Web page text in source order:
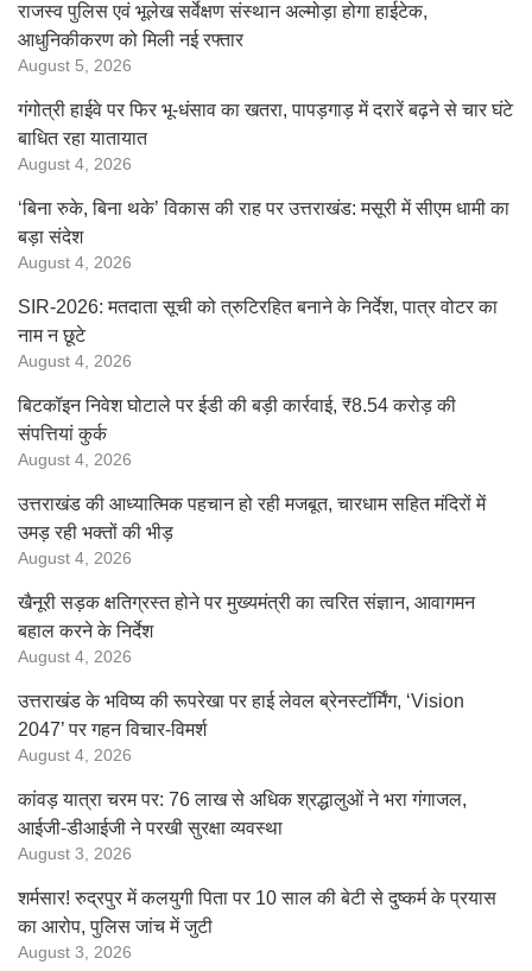
राजस्व पुलिस एवं भूलेख सर्वेक्षण संस्थान अल्मोड़ा होगा हाईटेक,
आधुनिकीकरण को मिली नई रफ्तार
August 5, 2026
गंगोत्री हाईवे पर फिर भू-धंसाव का खतरा, पापड़गाड़ में दरारें बढ़ने से चार घंटे
बाधित रहा यातायात
August 4, 2026
‘बिना रुके, बिना थके’ विकास की राह पर उत्तराखंड: मसूरी में सीएम धामी का
बड़ा संदेश
August 4, 2026
SIR-2026: मतदाता सूची को त्रुटिरहित बनाने के निर्देश, पात्र वोटर का
नाम न छूटे
August 4, 2026
बिटकॉइन निवेश घोटाले पर ईडी की बड़ी कार्रवाई, ₹8.54 करोड़ की
संपत्तियां कुर्क
August 4, 2026
उत्तराखंड की आध्यात्मिक पहचान हो रही मजबूत, चारधाम सहित मंदिरों में
उमड़ रही भक्तों की भीड़
August 4, 2026
खैनूरी सड़क क्षतिग्रस्त होने पर मुख्यमंत्री का त्वरित संज्ञान, आवागमन
बहाल करने के निर्देश
August 4, 2026
उत्तराखंड के भविष्य की रूपरेखा पर हाई लेवल ब्रेनस्टॉर्मिंग, ‘Vision
2047’ पर गहन विचार-विमर्श
August 4, 2026
कांवड़ यात्रा चरम पर: 76 लाख से अधिक श्रद्धालुओं ने भरा गंगाजल,
आईजी-डीआईजी ने परखी सुरक्षा व्यवस्था
August 3, 2026
शर्मसार! रुद्रपुर में कलयुगी पिता पर 10 साल की बेटी से दुष्कर्म के प्रयास
का आरोप, पुलिस जांच में जुटी
August 3, 2026